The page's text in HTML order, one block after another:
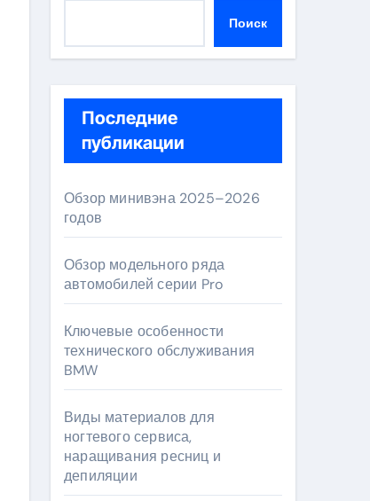
Поиск
Последние
публикации
Обзор минивэна 2025–2026
годов
Обзор модельного ряда
автомобилей серии Pro
Ключевые особенности
технического обслуживания
BMW
Виды материалов для
ногтевого сервиса,
наращивания ресниц и
депиляции